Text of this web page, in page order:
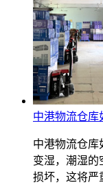
中港物流仓库
中港物流仓库
变湿，潮湿的
损坏，这将严